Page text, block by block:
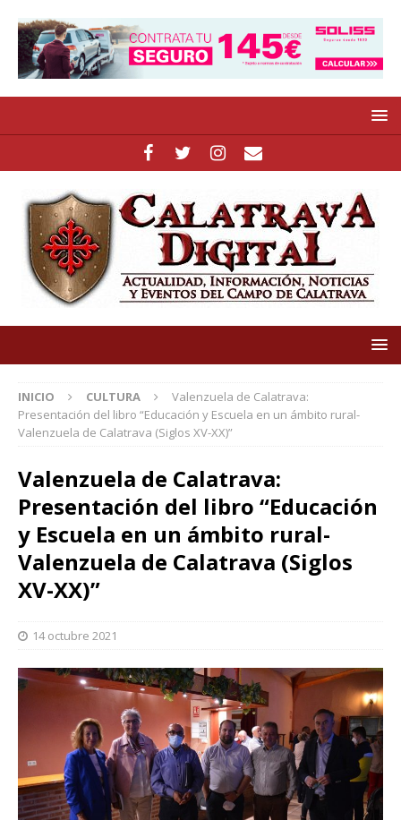
INICIO CULTURA
Valenzuela de Calatrava:
Presentación del libro “Educación y Escuela en un ámbito rural-
Valenzuela de Calatrava (Siglos XV-XX)”
Valenzuela de Calatrava:
Presentación del libro “Educación
y Escuela en un ámbito rural-
Valenzuela de Calatrava (Siglos
XV-XX)”
14 octubre 2021